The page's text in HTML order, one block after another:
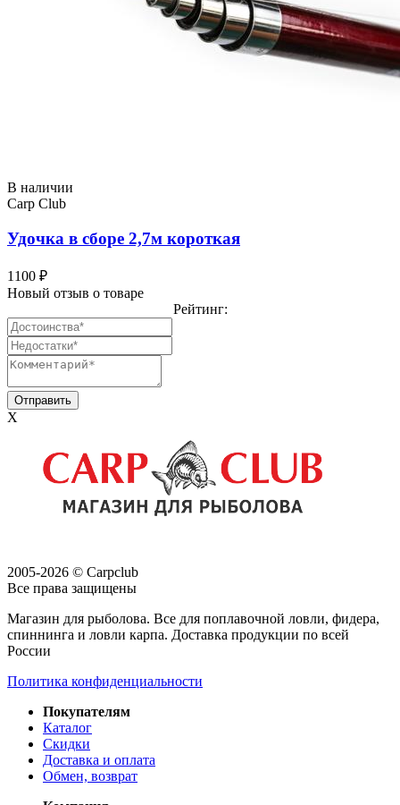
В наличии
Carp Club
Удочка в сборе 2,7м короткая
1100 ₽
Новый отзыв о товаре
Рейтинг:
X
2005-2026 © Carpclub
Все права защищены
Магазин для рыболова. Все для поплавочной ловли, фидера,
спиннинга и ловли карпа. Доставка продукции по всей
России
Политика конфиденциальности
Покупателям
Каталог
Скидки
Доставка и оплата
Обмен, возврат